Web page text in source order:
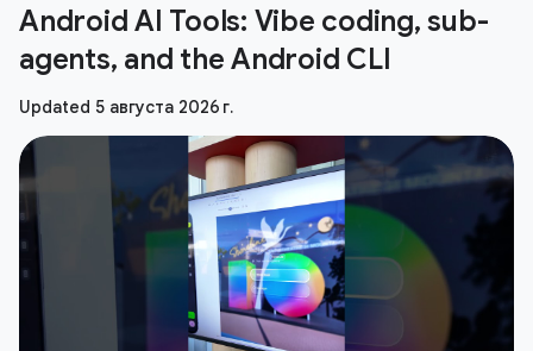
Android AI Tools: Vibe coding, sub-
agents, and the Android CLI
Updated 5 августа 2026 г.